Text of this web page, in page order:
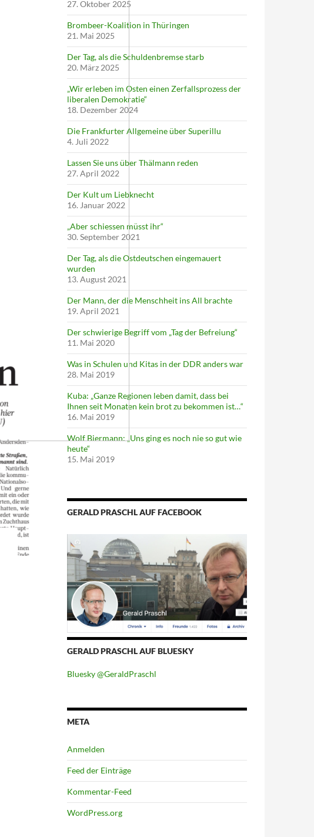
27. Oktober 2025
Brombeer-Koalition in Thüringen
21. Mai 2025
Der Tag, als die Schuldenbremse starb
20. März 2025
„Wir erleben im Osten einen Zerfallsprozess der
liberalen Demokratie“
18. Dezember 2024
Die Frankfurter Allgemeine über Superillu
4. Juli 2022
Lassen Sie uns über Thälmann reden
27. April 2022
Der Kult um Liebknecht
16. Januar 2022
„Aber schiessen müsst ihr“
30. September 2021
Der Tag, als die Ostdeutschen eingemauert
wurden
13. August 2021
Der Mann, der die Menschheit ins All brachte
19. April 2021
Der schwierige Begriff vom „Tag der Befreiung“
11. Mai 2020
Was in Schulen und Kitas in der DDR anders war
28. Mai 2019
Kuba: „Ganze Regionen leben damit, dass bei
Ihnen seit Monaten kein brot zu bekommen ist…“
16. Mai 2019
Wolf Biermann: „Uns ging es noch nie so gut wie
heute“
15. Mai 2019
GERALD PRASCHL AUF FACEBOOK
GERALD PRASCHL AUF BLUESKY
Bluesky @GeraldPraschl
META
Anmelden
Feed der Einträge
Kommentar-Feed
WordPress.org